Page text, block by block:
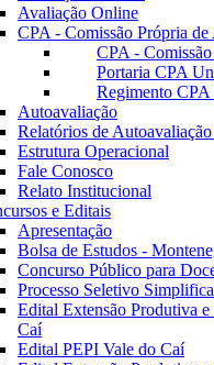
Avaliação Online
CPA - Comissão Própria de
CPA -
Portaria CPA
Regimento
Autoavaliação
Relatórios de
Estrutura Operacional
Fale Conosco
Relato Institucional
e Editais
Apresentação
Bolsa de Estudos -
Concurso Público para
Processo Seletivo
Edital Extensão Produtiva
Caí
Edital PEPI Vale do Caí